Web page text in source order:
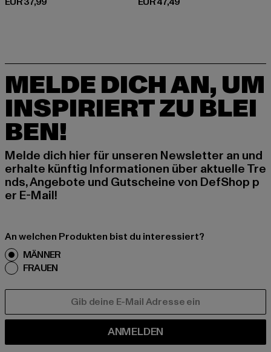
MELDE DICH AN, UM
INSPIRIERT ZU BLEI
BEN!
Melde dich hier für unseren Newsletter an und
erhalte künftig Informationen über aktuelle Tre
nds, Angebote und Gutscheine von DefShop p
er E-Mail!
An welchen Produkten bist du interessiert?
MÄNNER
FRAUEN
ANMELDEN